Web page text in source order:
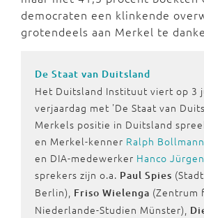
democraten een klinkende
grotendeels aan Merkel te
De Staat van Duitsland
Het Duitsland Instituut viert op 3
verjaardag met 'De Staat van
Merkels positie in Duitsland
en Merkel-kenner Ralph Bollmann
en DIA-medewerker Hanco
sprekers zijn o.a. Paul Spies
Berlin), Friso Wielenga (Zentrum
Niederlande-Studien Münster),